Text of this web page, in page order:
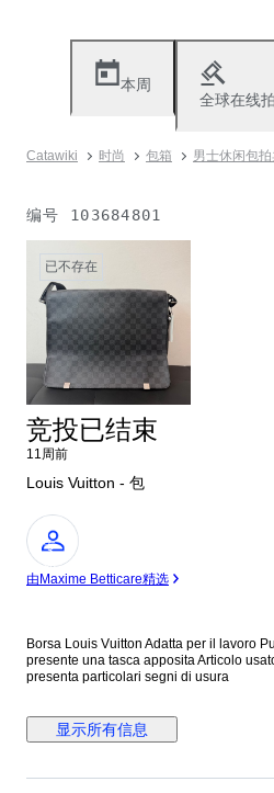
本周
全球在线
Catawiki 时尚 包箱 男士休闲包拍
编号 103684801
已不存在
竞投已结束
11周前
Louis Vuitton - 包
专
家
由Maxime Betticare精选
Borsa Louis Vuitton Adatta per il lavoro
presente una tasca apposita Articolo
presenta particolari segni di usura
显示所有信息